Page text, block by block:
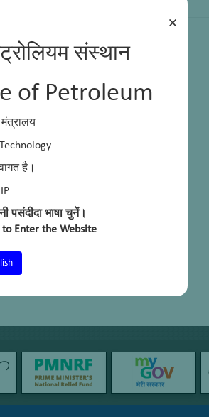
×
संस्थान
of Petroleum
मंत्रालय
है।
पसंदीदा भाषा चुनें।
Enter the Website